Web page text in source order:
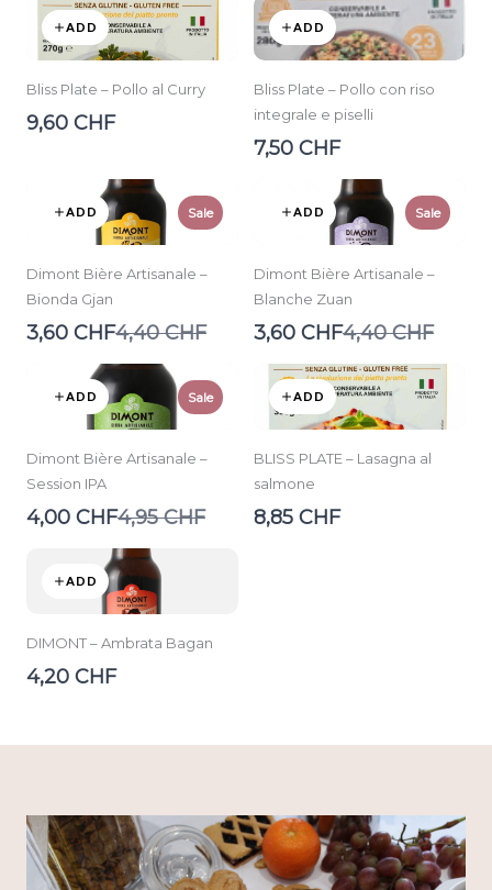
ADD
Bliss Plate – Pollo al Curry
9,60 CHF
ADD
Bliss Plate – Pollo con riso
integrale e piselli
7,50 CHF
ADD Sale
Dimont Bière Artisanale –
Bionda Gjan
3,60 CHFCompare
4,40 CHF
ADD Sale
Dimont Bière Artisanale –
Blanche Zuan
3,60 CHFCompare
4,40 CHF
ADD Sale
Dimont Bière Artisanale –
Session IPA
4,00 CHFCompare
4,95 CHF
ADD
BLISS PLATE – Lasagna al
salmone
8,85 CHF
ADD
DIMONT – Ambrata Bagan
4,20 CHF